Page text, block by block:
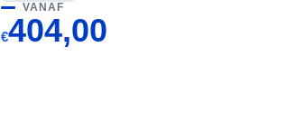
VANAF
€404,00